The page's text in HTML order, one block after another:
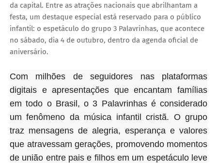
da capital. Entre as atrações nacionais que abrilhantam a
festa, um destaque especial está reservado para o público
infantil: o espetáculo do grupo 3 Palavrinhas, que acontece
no sábado, dia 4 de outubro, dentro da agenda oficial de
aniversário.
Com milhões de seguidores nas plataformas
digitais e apresentações que encantam famílias
em todo o Brasil, o 3 Palavrinhas é considerado
um fenômeno da música infantil cristã. O grupo
traz mensagens de alegria, esperança e valores
que atravessam gerações, promovendo momentos
de união entre pais e filhos em um espetáculo leve